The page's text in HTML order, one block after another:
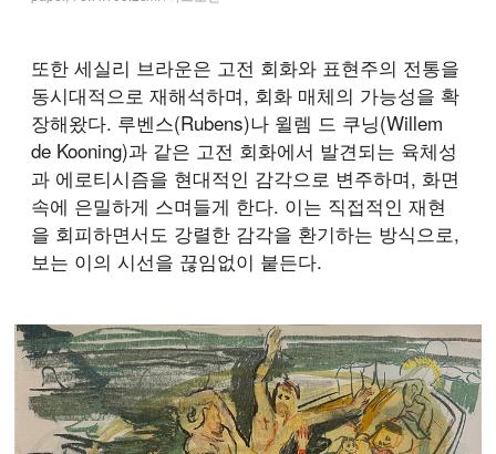
또한 세실리 브라운은 고전 회화와 표현주의 전통을
동시대적으로 재해석하며, 회화 매체의 가능성을 확
장해왔다. 루벤스(Rubens)나 윌렘 드 쿠닝(Willem
de Kooning)과 같은 고전 회화에서 발견되는 육체성
과 에로티시즘을 현대적인 감각으로 변주하며, 화면
속에 은밀하게 스며들게 한다. 이는 직접적인 재현
을 회피하면서도 강렬한 감각을 환기하는 방식으로,
보는 이의 시선을 끊임없이 붙든다.